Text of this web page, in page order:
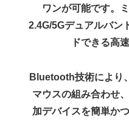
ワンが可能です。
2.4G/5Gデュアルバン
ドできる高
Bluetooth技術により
マウスの組み合わせ
加デバイスを簡単か